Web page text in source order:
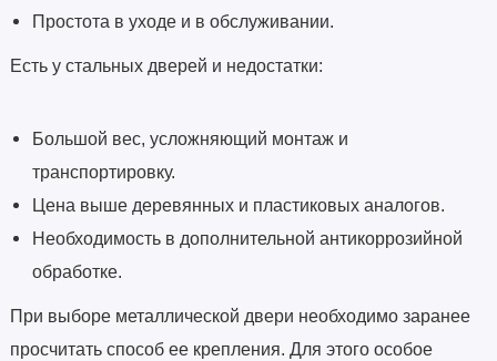
Простота в уходе и в обслуживании.
Есть у стальных дверей и недостатки:
Большой вес, усложняющий монтаж и
транспортировку.
Цена выше деревянных и пластиковых аналогов.
Необходимость в дополнительной антикоррозийной
обработке.
При выборе металлической двери необходимо заранее
просчитать способ ее крепления. Для этого особое